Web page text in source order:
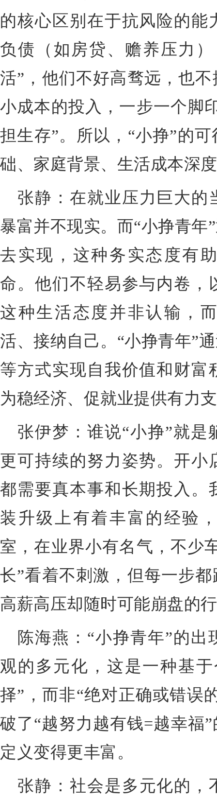
的核心区别在于抗风险的能
负债（如房贷、赡养压力
活”，他们不好高骛远，也
小成本的投入，一步一个脚
担生存”。所以，“小挣”的
础、家庭背景、生活成本深
张静：在就业压力巨大的
暴富并不现实。而“小挣青年
去实现，这种务实态度有
命。他们不轻易参与内卷，
这种生活态度并非认输，
活、接纳自己。“小挣青年”
等方式实现自我价值和财富
为稳经济、促就业提供有力
张伊梦：谁说“小挣”就
更可持续的努力姿势。开小
都需要真本事和长期投入。
装升级上有着丰富的经验
室，在业界小有名气，不少
长”看着不刺激，但每一步
高薪高压却随时可能崩盘的
陈海燕：“小挣青年”的
观的多元化，这是一种基
择”，而非“绝对正确或错误
破了“越努力越有钱=越幸福
定义变得更丰富。
张静：社会是多元化的，